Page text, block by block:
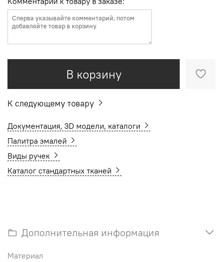
В корзину
К следующему товару
Документация, 3D модели, каталоги
Палитра эмалей
Виды ручек
Каталог стандартных тканей
Дополнительная информация
Материал